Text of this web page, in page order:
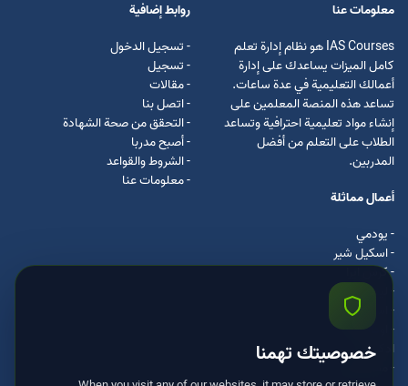
معلومات عنا
IAS Courses هو نظام إدارة تعلم
كامل الميزات يساعدك على إدارة
أعمالك التعليمية في عدة ساعات.
تساعد هذه المنصة المعلمين على
إنشاء مواد تعليمية احترافية وتساعد
الطلاب على التعلم من أفضل
المدربين.
روابط إضافية
- تسجيل الدخول
- تسجيل
- مقالات
- اتصل بنا
- التحقق من صحة الشهادة
- أصبح مدربا
- الشروط والقواعد
- معلومات عنا
أعمال مماثلة
- يودمي
- اسکیل شیر
- كرس ايرا
- لیندا
- اسكيل سفت
- اوداسيتي
ادكس
- مستر كلس
خصوصيتك تهمنا